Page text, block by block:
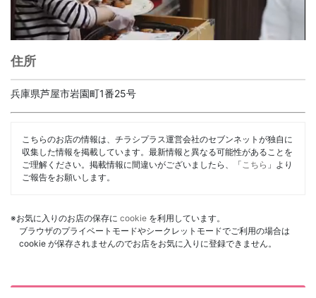
住所
兵庫県芦屋市岩園町1番25号
こちらのお店の情報は、チラシプラス運営会社のセブンネットが独自に
収集した情報を掲載しています。最新情報と異なる可能性があることを
ご理解ください。掲載情報に間違いがございましたら、「 こちら 」より
ご報告をお願いします。
※お気に入りのお店の保存に cookie を利用しています。
ブラウザのプライベートモードやシークレットモードでご利用の場合は
cookie が保存されませんのでお店をお気に入りに登録できません。